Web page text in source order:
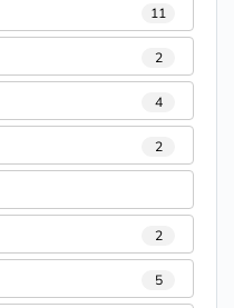
11
2
4
2
2
5